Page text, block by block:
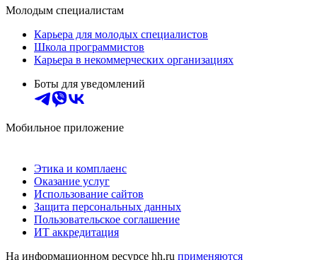
Молодым специалистам
Карьера для молодых специалистов
Школа программистов
Карьера в некоммерческих организациях
Боты для уведомлений
Мобильное приложение
Этика и комплаенс
Оказание услуг
Использование сайтов
Защита персональных данных
Пользовательское соглашение
ИТ аккредитация
На информационном ресурсе hh.ru применяются